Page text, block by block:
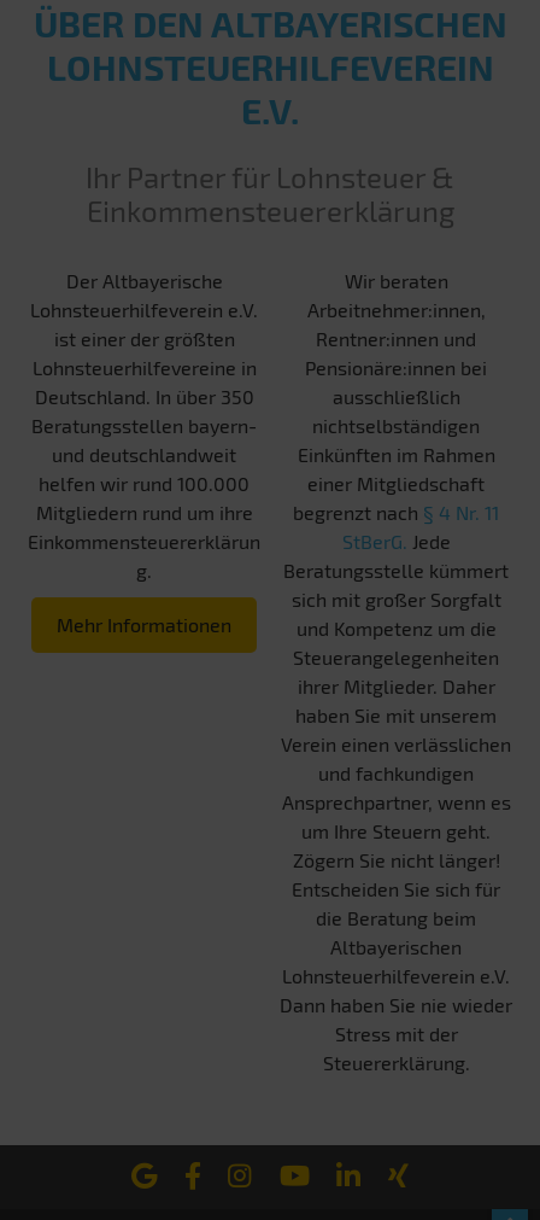
ÜBER DEN ALT­BAYERISCHEN
LOHN­STEUER­HILFE­VEREIN
E.V.
Ihr Partner für Lohnsteuer &
Einkommensteuererklärung
Der Altbayerische
Lohnsteuerhilfeverein e.V.
ist einer der größten
Lohnsteuerhilfevereine in
Deutschland. In über 350
Beratungsstellen bayern-
und deutschlandweit
helfen wir rund 100.000
Mitgliedern rund um ihre
Einkommensteuererklärun
g.
Mehr Informationen
Wir beraten
Arbeitnehmer:innen,
Rentner:innen und
Pensionäre:innen bei
ausschließlich
nichtselbständigen
Einkünften im Rahmen
einer Mitgliedschaft
begrenzt nach § 4 Nr. 11
StBerG. Jede
Beratungsstelle kümmert
sich mit großer Sorgfalt
und Kompetenz um die
Steuerangelegenheiten
ihrer Mitglieder. Daher
haben Sie mit unserem
Verein einen verlässlichen
und fachkundigen
Ansprechpartner, wenn es
um Ihre Steuern geht.
Zögern Sie nicht länger!
Entscheiden Sie sich für
die Beratung beim
Altbayerischen
Lohnsteuerhilfeverein e.V.
Dann haben Sie nie wieder
Stress mit der
Steuererklärung.